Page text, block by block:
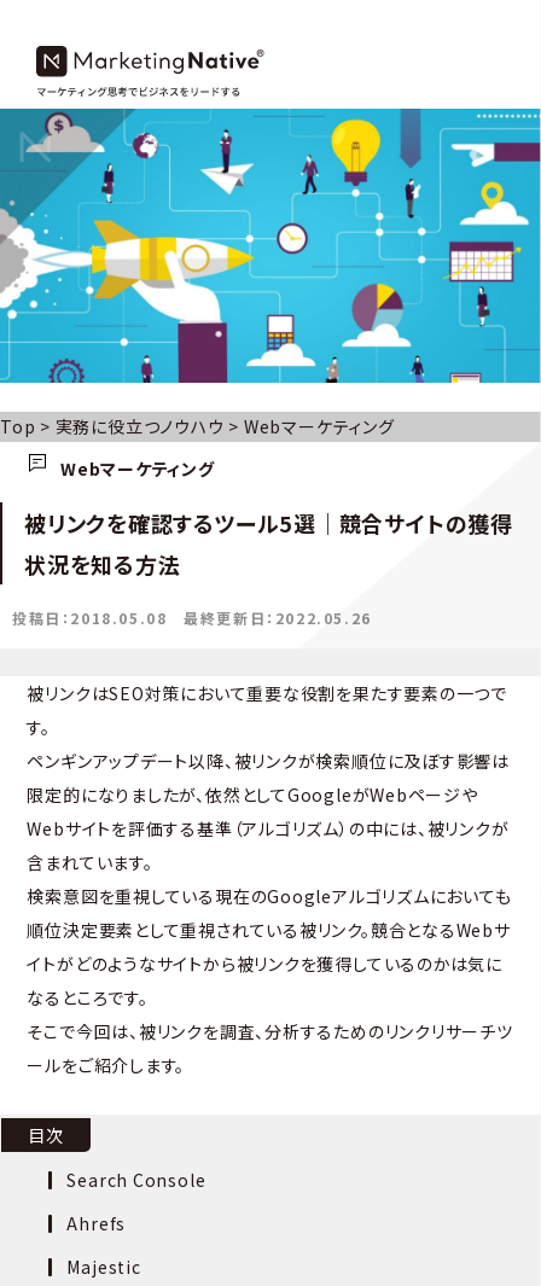
Top > 実務に役立つノウハウ > Webマーケティング
Webマーケティング
被リンクを確認するツール5選｜競合サイトの獲得
状況を知る方法
投稿日：2018.05.08 最終更新日：2022.05.26
被リンクはSEO対策において重要な役割を果たす要素の一つで
す。
ペンギンアップデート以降、被リンクが検索順位に及ぼす影響は
限定的になりましたが、依然としてGoogleがWebページや
Webサイトを評価する基準（アルゴリズム）の中には、被リンクが
含まれています。
検索意図を重視している現在のGoogleアルゴリズムにおいても
順位決定要素として重視されている被リンク。競合となるWebサ
イトがどのようなサイトから被リンクを獲得しているのかは気に
なるところです。
そこで今回は、被リンクを調査、分析するためのリンクリサーチツ
ールをご紹介します。
目次
Search Console
Ahrefs
Majestic